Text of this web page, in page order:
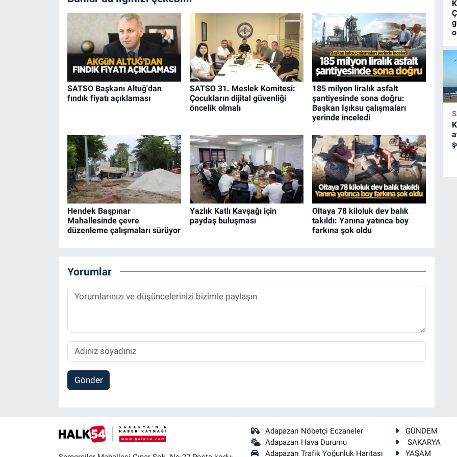
SATSO Başkanı Altuğ'dan
fındık fiyatı açıklaması
SATSO 31. Meslek Komitesi:
Çocukların dijital güvenliği
öncelik olmalı
185 milyon liralık asfalt
şantiyesinde sona doğru:
Başkan Işıksu çalışmaları
yerinde inceledi
Hendek Başpınar
Mahallesinde çevre
düzenleme çalışmaları sürüyor
Yazlık Katlı Kavşağı için
paydaş buluşması
Oltaya 78 kiloluk dev balık
takıldı: Yanına yatınca boy
farkına şok oldu
Yorumlar
Gönder
Adapazarı Nöbetçi Eczaneler
Adapazarı Hava Durumu
Adapazarı Trafik Yoğunluk Haritası
GÜNDEM
SAKARYA
YAŞAM